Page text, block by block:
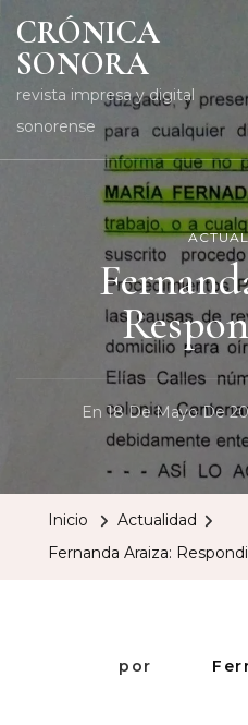
CRÓNICA
SONORA
revista impresa y digital
sonorense
En 18 De Mayo De
Inicio
Actualidad
Fernanda Araiza:
por